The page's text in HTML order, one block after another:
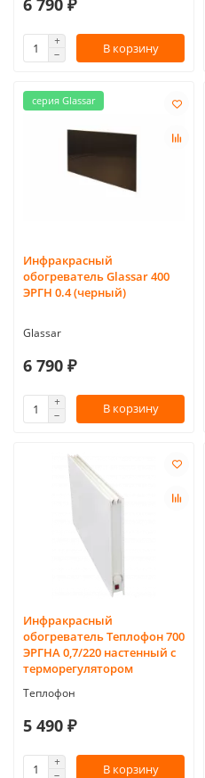
6 790 ₽
В корзину
серия Glassar
Инфракрасный
обогреватель Glassar 400
ЭРГН 0.4 (черный)
Glassar
6 790 ₽
В корзину
Инфракрасный
обогреватель Теплофон 700
ЭРГНА 0,7/220 настенный с
терморегулятором
Теплофон
5 490 ₽
В корзину